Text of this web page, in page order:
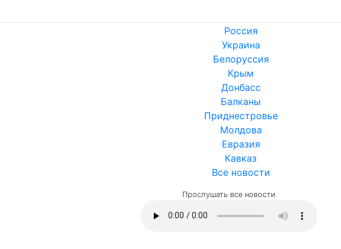
Россия
Украина
Белоруссия
Крым
Донбасс
Балканы
Приднестровье
Молдова
Евразия
Кавказ
Все новости
Прослушать все новости